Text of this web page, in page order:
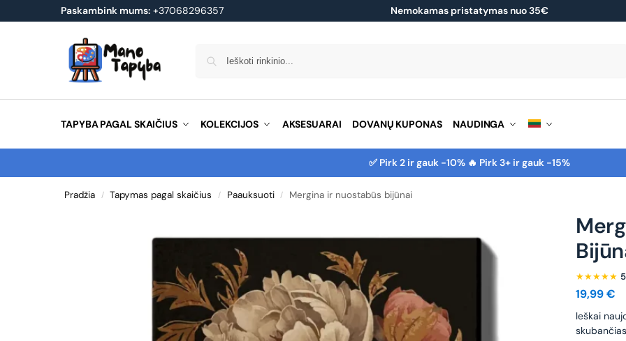
Paskambink mums: +37068296357 Nemokamas pristatymas nuo 35€
TAPYBA PAGAL SKAIČIUS KOLEKCIJOS AKSESUARAI DOVANŲ KUPONAS NAUDINGA
✅ Pirk 2 ir gauk -10% 🔥 Pirk 3+ ir gauk -15%
Pradžia / Tapymas pagal skaičius / Paauksuoti / Mergina ir nuostabūs bijūnai
★★★★★
19,99€
leškai